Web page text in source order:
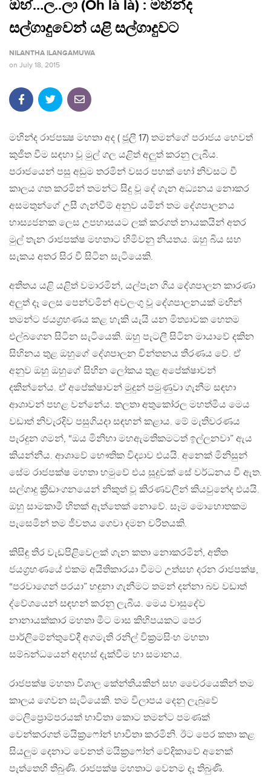
ඔහ්…ල..ලා (Oh là là) : මහින්ද
සල්ගාදුවෙන් යළි සල්ගාදුවට
NILANTHA ILANGAMUWA
on July 18, 2015
මහින්ද රාජපක්‍ෂ මහතා අද ( ජූලී 17) තමන්ගේ පරාජය හෙවත්
කුජීත වීම සඳහා වූ මුල් ගල යළිත් අලුත් කරනු ලැබීය.
පරාජයෙන් පසු අඩුම තරමින් වසර පහක් හෝ නිවසට වී
කාලය ගත කරමින් තමන්ට සිදු වූ දේ ගැන අධ්‍යනය නොකර
අසමතුන්ගේ උසී ගැන්වීම් අනුව යමින් තම දේශපාලනය
හාස්‍යජනක ලෙස උපහාසයට ලක් කරගත් නායකයින් අතර
මුල් තැන රාජපක්ෂ මහතාට හිමිවනු නියතය. ඔහු බිය සහ
සැකය අතර සිර වී සිටින සැටියෙකි.
අතීතය යළි යළිත් වමාරමින්, යල්පැන ගිය දේශපාලන කාරණා
අලුත් දෑ ලෙස පෙන්වමින් අවලංගු වූ දේශපාලනයක් මඟින්
තමන්ට ජයග්‍රහණය කළ හැකි යැයි යන මිත්‍යාවක හෙතම
එල්බගෙන සිටින සැටියෙකි. ඔහු පැටලී සිටින මායාවේ දකින
සිහිනය තුළ ඔහුගේ දේශපාලන චින්තනය තීරණය වේ. ඒ
අනුව ඔහු ඔහුගේ සිහින ලෝකය තුළ අපේක්ෂාවන්
දකින්නේය. ඒ අපේක්ෂාවන් මුදුන් පමුණුවා ගැනීම සඳහා
ආශාවන් පහළ වන්නේය. තලතා අතුකෝරල මහත්මිය මෙය
වඩාත් නිවැරදිව පසුගියදා සඳහන් කළාය. මේ මැතිවරණය
පැරදුන ගමන්, “ඔය මිනිහා මහඇමතිකමටත් ඉල්ලනවා” ඇය
කියන්නීය. ආශාවේ භෞතික විද්‍යාව එයයි. අනෙක් මිනිසුන්
සේම රාජපක්ෂ මහතා හමුවේ එය සූදුවක් සේ වර්ධනය වී ඇත.
සල්ගාදු ක්‍රීඩාංගනයෙන් නිකුත් වූ කිරණවලින් කියවුනේද එයයි.
ඔහු සාමකාමී හිතක් ඇත්තෙක් නොවේ. සෑම මොහොතකම
පැසෙමින් තම ජීවතය ගෙවා දමන චරිතයකි.
කිසිඳු තිර වැඩපිළිවෙලක් ගැන කතා නොකරමින්, අතීත
ජයග්‍රහණයේ එකම අයිතිකාරයා වීමට උත්සහ දරන රාජපක්ෂ,
“පරවාගෙන් පරයා” හඳුනා ගැනීමට තමන් දන්නා බව වඩාත්
ද්වේශයෙන් සඳහන් කරනු ලැබීය. මෙය වාසුදේව
නානායක්කාර මහතා මීට මාස කිහිපයකට පෙර
පාර්ලිමේන්තුවේදී අගමැති රනිල් වික්‍රමසිංහ මහතා
සම්බන්ධයෙන් අදහස් දැක්වීම හා සමානය.
රාජපක්ෂ මහතා විශාල කේන්තියකින් සහ වෛරයෙකින් තම
කාලය ගෙවන සැටියෙකි. තම විලාපය දෙනු ලැබුවේ
ටෙලිප්‍රොම්පරයක් භාවිතා කොට තමන්ට පමණක්
වෙන්කරගත් මයික්‍රෆෝන් භාවිතා කරමිනි. ඊට පෙර කතා කළ
සියලුම දෙනාට වෙනත් මයික්‍රෆෝන් වේදිකාවේ අනෙක්
පැත්තෙහි තිබුණි. රාජපක්ෂ මහතාට වෙනම දෑ තිබුණි.